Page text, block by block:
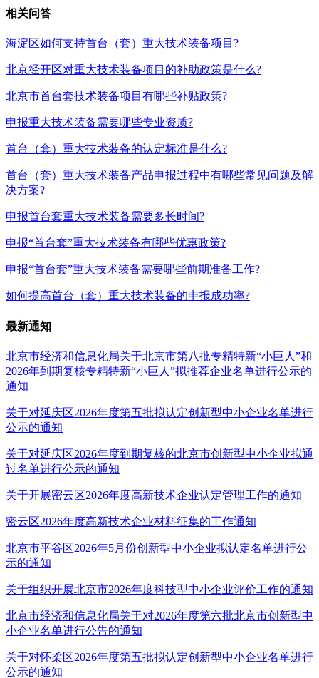
相关问答
海淀区如何支持首台（套）重大技术装备项目?
北京经开区对重大技术装备项目的补助政策是什么?
北京市首台套技术装备项目有哪些补贴政策?
申报重大技术装备需要哪些专业资质?
首台（套）重大技术装备的认定标准是什么?
首台（套）重大技术装备产品申报过程中有哪些常见问题及解
决方案?
申报首台套重大技术装备需要多长时间?
申报“首台套”重大技术装备有哪些优惠政策?
申报“首台套”重大技术装备需要哪些前期准备工作?
如何提高首台（套）重大技术装备的申报成功率?
最新通知
北京市经济和信息化局关于北京市第八批专精特新“小巨人”和
2026年到期复核专精特新“小巨人”拟推荐企业名单进行公示的
通知
关于对延庆区2026年度第五批拟认定创新型中小企业名单进行
公示的通知
关于对延庆区2026年度到期复核的北京市创新型中小企业拟通
过名单进行公示的通知
关于开展密云区2026年度高新技术企业认定管理工作的通知
密云区2026年度高新技术企业材料征集的工作通知
北京市平谷区2026年5月份创新型中小企业拟认定名单进行公
示的通知
关于组织开展北京市2026年度科技型中小企业评价工作的通知
北京市经济和信息化局关于对2026年度第六批北京市创新型中
小企业名单进行公告的通知
关于对怀柔区2026年度第五批拟认定创新型中小企业名单进行
公示的通知